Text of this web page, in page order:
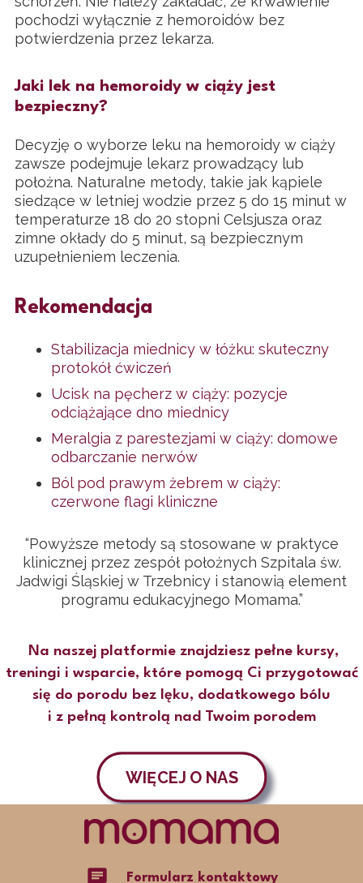
pochodzi wyłącznie z hemoroidów bez
potwierdzenia przez lekarza.
Jaki lek na hemoroidy w ciąży jest
bezpieczny?
Decyzję o wyborze leku na hemoroidy w ciąży
zawsze podejmuje lekarz prowadzący lub
położna. Naturalne metody, takie jak kąpiele
siedzące w letniej wodzie przez 5 do 15 minut w
temperaturze 18 do 20 stopni Celsjusza oraz
zimne okłady do 5 minut, są bezpiecznym
uzupełnieniem leczenia.
Rekomendacja
Stabilizacja miednicy w łóżku: skuteczny
protokół ćwiczeń
Ucisk na pęcherz w ciąży: pozycje
odciążające dno miednicy
Meralgia z parestezjami w ciąży: domowe
odbarczanie nerwów
Ból pod prawym żebrem w ciąży:
czerwone flagi kliniczne
“Powyższe metody są stosowane w praktyce
klinicznej przez zespół położnych Szpitala św.
Jadwigi Śląskiej w Trzebnicy i stanowią element
programu edukacyjnego Momama.”
Na naszej platformie znajdziesz pełne kursy,
treningi i wsparcie, które pomogą Ci przygotować
się do porodu bez lęku, dodatkowego bólu
i z pełną kontrolą nad Twoim porodem
WIĘCEJ O NAS
chat Formularz kontaktowy